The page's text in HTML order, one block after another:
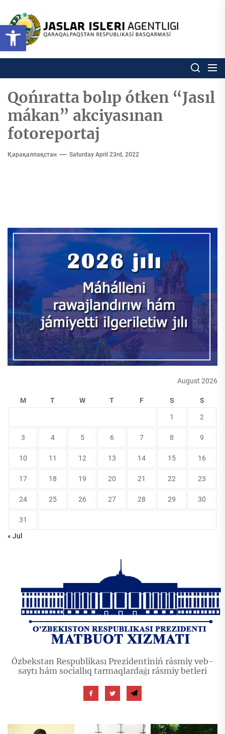
Open toolbar
content
Respublikası
basqarması
Ózbekstan jaslar isleri
Qońıratta bolıp ótken “Jasıl
mákan” akciyasınan
fotoreportaj
Қарақалпақстан Saturday April 23rd, 2022
August 2026
M T W T F S S
1 2
3 4 5 6 7 8 9
10 11 12 13 14 15 16
17 18 19 20 21 22 23
24 25 26 27 28 29 30
31
« Jul
Ózbekstan Respublikası Prezidentiniń rásmiy veb-
saytı hám sociallıq tarmaqlardaǵı rásmiy betleri